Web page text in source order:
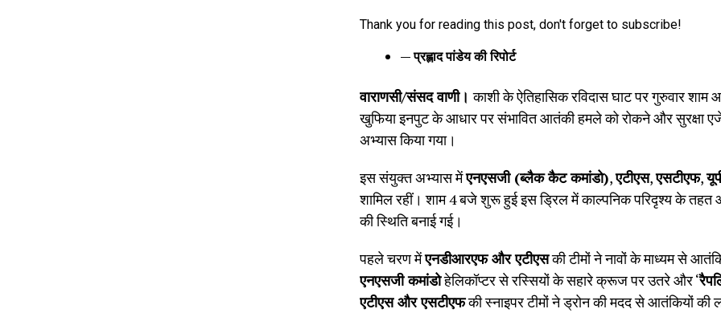
Thank you for reading this post, don't forget to subscribe!
— प्रह्लाद पांडेय की रिपोर्ट
वाराणसी/संसद वाणी।काशी के ऐतिहासिक रविदास घाट पर गुरुवार
खुफिया इनपुट के आधार पर संभावित आतंकी हमले को रोकने और सुरक्षा
अभ्यास किया गया।
इस संयुक्त अभ्यास मेंएनएसजी (ब्लैक कैट कमांडो),एटीएस,एसटीएफ,
शामिल रहीं। शाम 4 बजे शुरू हुई इस ड्रिल में काल्पनिक परिदृश्य के तहत
की स्थिति बनाई गई।
पहले चरण मेंएनडीआरएफ और एटीएसकी टीमों ने नावों के माध्यम से
एनएसजी कमांडोहेलिकॉप्टर से रस्सियों के सहारे क्रूज पर उतरे और ‘
एटीएस और एसटीएफकी स्नाइपर टीमों ने ड्रोन की मदद से आतंकियों